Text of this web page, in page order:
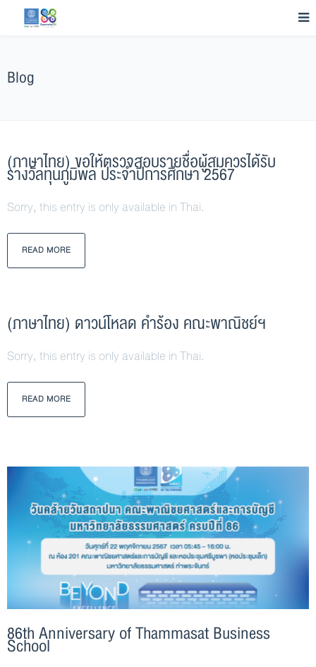
Blog
(ภาษาไทย) ขอให้ตรวจสอบรายชื่อผู้สมควรได้รับ
รางวัลทุนภูมิพล ประจำปีการศึกษา 2567
Sorry, this entry is only available in Thai.
READ MORE
(ภาษาไทย) ดาวน์โหลด คำร้อง คณะพาณิชย์ฯ
Sorry, this entry is only available in Thai.
READ MORE
86th Anniversary of Thammasat Business
School